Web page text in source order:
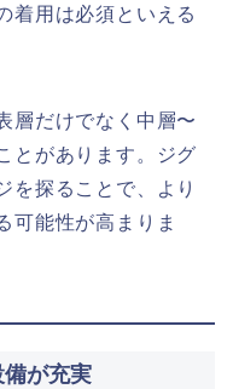
着用は必須といえる
層だけでなく中層〜
とがあります。ジグ
を探ることで、より
可能性が高まりま
備が充実